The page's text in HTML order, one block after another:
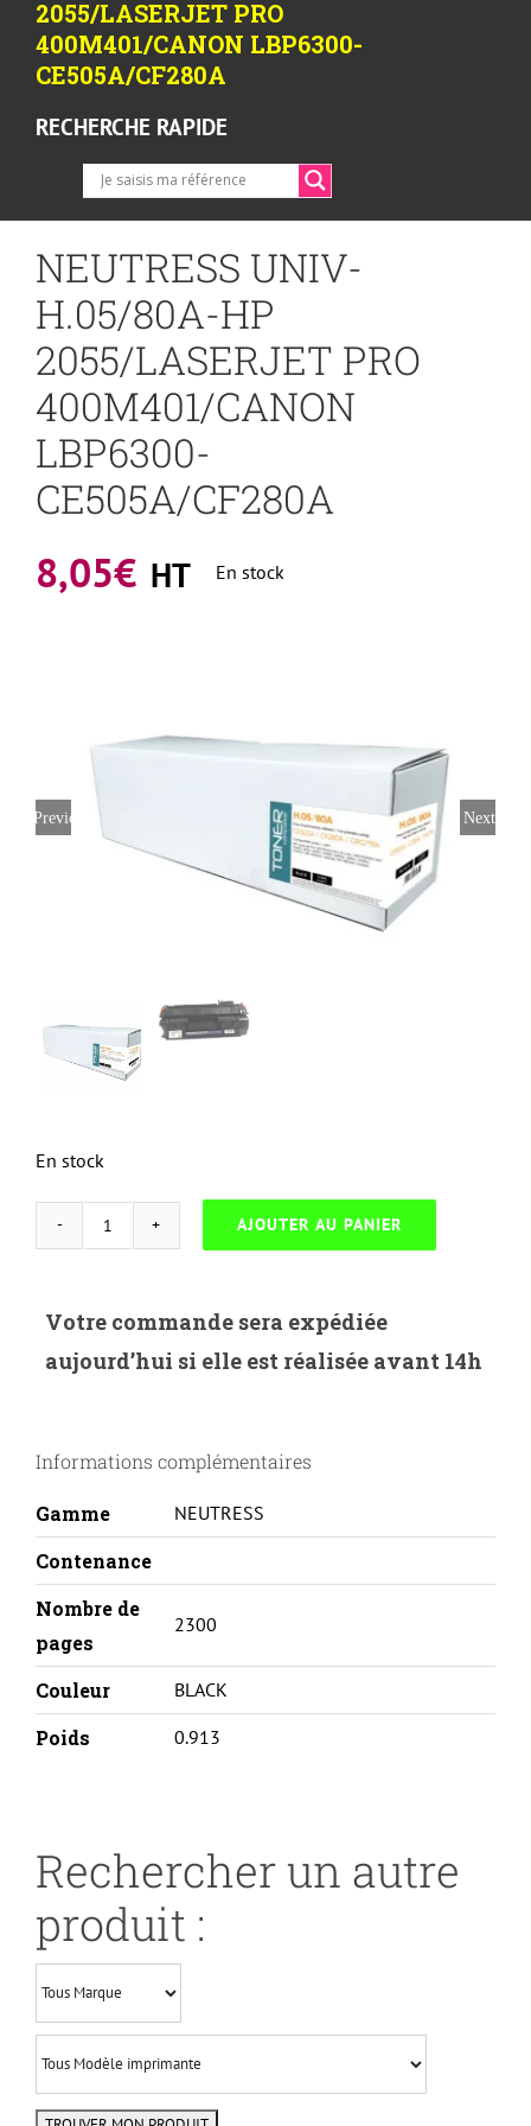
2055/LASERJET PRO
400M401/CANON LBP6300-
CE505A/CF280A
RECHERCHE RAPIDE
NEUTRESS UNIV-
H.05/80A-HP
2055/LASERJET PRO
400M401/CANON
LBP6300-
CE505A/CF280A
8,05€ HT En stock
Previous Next
En stock
quantité
UNIV-
H.05/80A-
PRO
LBP6300-
CE505A/CF280A
AJOUTER AU PANIER
Votre commande sera expédiée
aujourd’hui si elle est réalisée avant 14h
Informations complémentaires
Gamme NEUTRESS
Contenance
Nombre de
pages
2300
Couleur BLACK
Poids 0.913
Rechercher un autre
produit :